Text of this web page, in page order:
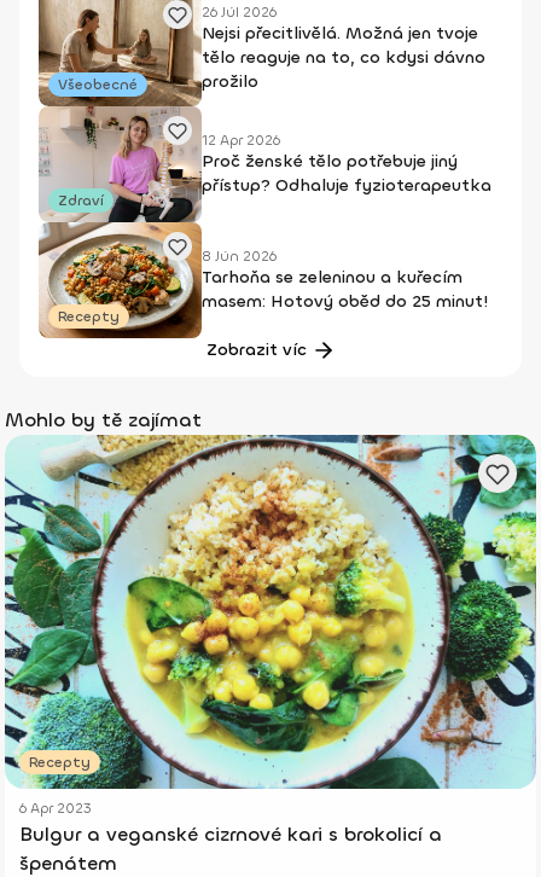
Všeobecné
26 Júl 2026
Nejsi přecitlivělá. Možná jen tvoje
tělo reaguje na to, co kdysi dávno
prožilo
Zdraví
12 Apr 2026
Proč ženské tělo potřebuje jiný
přístup? Odhaluje fyzioterapeutka
Recepty
8 Jún 2026
Tarhoňa se zeleninou a kuřecím
masem: Hotový oběd do 25 minut!
Zobrazit víc
Mohlo by tě zajímat
Recepty
6 Apr 2023
Bulgur a veganské cizrnové kari s brokolicí a
špenátem